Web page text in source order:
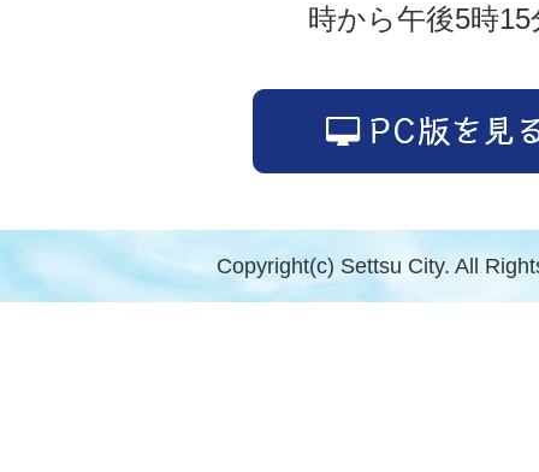
時から午後5時15
Copyright(c) Settsu City. All